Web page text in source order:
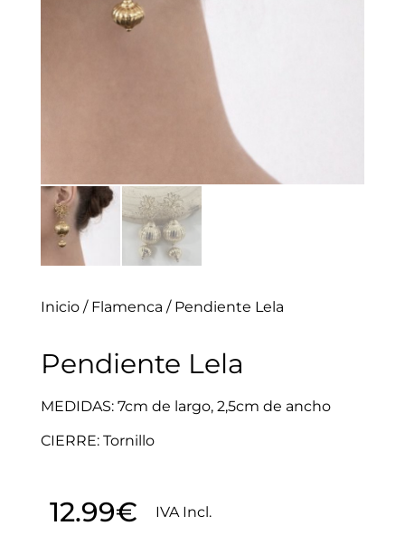
Inicio/ Flamenca / Pendiente Lela
Pendiente Lela
MEDIDAS: 7cm de largo, 2,5cm de ancho
CIERRE: Tornillo
12.99€ IVA Incl.